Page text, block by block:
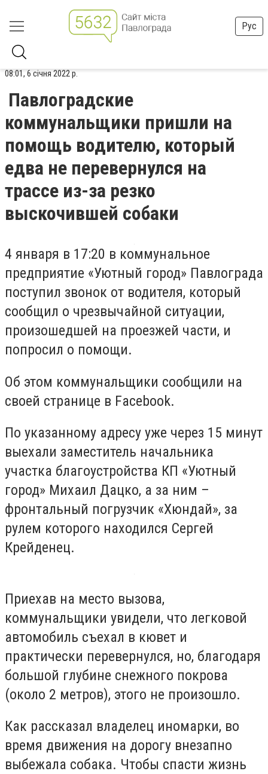
Рус
08:01, 6 січня 2022 р.
Павлоградские
коммунальщики пришли на
помощь водителю, который
едва не перевернулся на
трассе из-за резко
выскочившей собаки
4 января в 17:20 в коммунальное
предприятие «Уютный город» Павлограда
поступил звонок от водителя, который
сообщил о чрезвычайной ситуации,
произошедшей на проезжей части, и
попросил о помощи.
Об этом коммунальщики сообщили на
своей странице в Facebook.
По указанному адресу уже через 15 минут
выехали заместитель начальника
участка благоустройства КП «Уютный
город» Михаил Дацко, а за ним –
фронтальный погрузчик «Хюндай», за
рулем которого находился Сергей
Крейденец.
Приехав на место вызова,
коммунальщики увидели, что легковой
автомобиль съехал в кювет и
практически перевернулся, но, благодаря
большой глубине снежного покрова
(около 2 метров), этого не произошло.
Как рассказал владелец иномарки, во
время движения на дорогу внезапно
выбежала собака. Чтобы спасти жизнь